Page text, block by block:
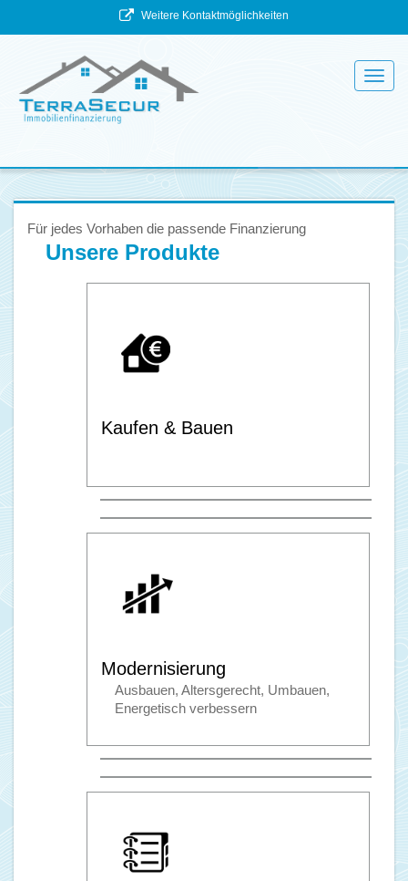
Weitere Kontaktmöglichkeiten
Für jedes Vorhaben die passende Finanzierung
Unsere Produkte
Kaufen & Bauen
Modernisierung
Ausbauen, Altersgerecht, Umbauen,
Energetisch verbessern